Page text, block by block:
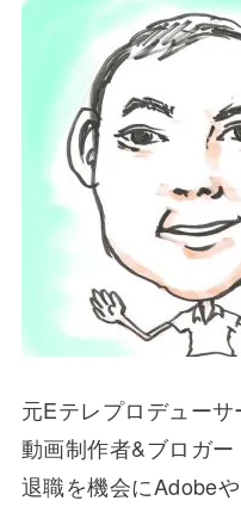
元Eテレプロデューサ
動画制作者&ブロガー
退職を機会にAdobe